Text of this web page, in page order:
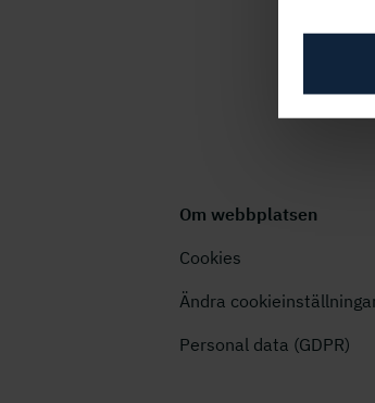
Om webbplatsen
Cookies
Ändra
Personal data (GDPR)